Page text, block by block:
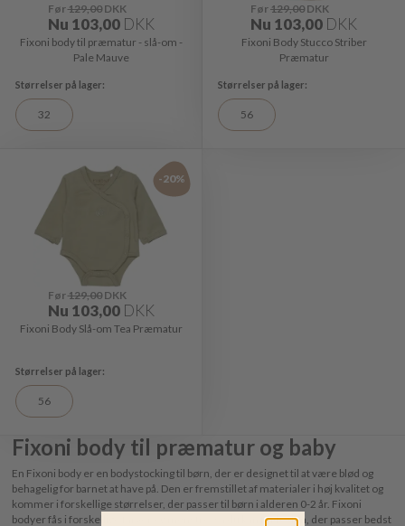
Før129,00DKK
Nu 103,00 DKK
Fixoni body til præmatur - slå-om -
Pale Mauve
32
Før129,00 DKK
Nu 103,00 DKK
Fixoni Body Stucco Striber
Præmatur
56
-20%
Før129,00DKK
Nu 103,00 DKK
Fixoni Body Slå-om Tea Præmatur
56
Fixoni body til præmatur og baby
En Fixoni body er en bodystocking til børn, der er designet til at være blød og
behagelig for barnet at have på. Den er fremstillet af materialer i høj kvalitet og
kommer i forskellige størrelser, der passer til børn i alderen 0-2 år. Fixoni
bodyer fås i forskellige farver og mønstre, så du kan finde den, der passer bedst